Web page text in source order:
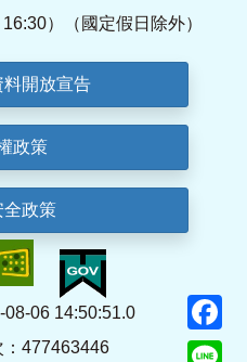
）（國定假日除外）
開放宣告
政策
全政策
06 14:50:51.0
：477463446